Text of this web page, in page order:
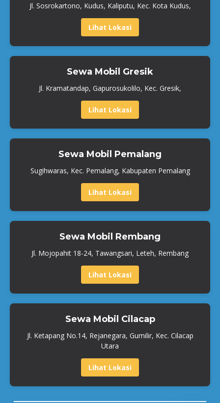
Jl. Sosrokartono, Kudus, Kaliputu, Kec. Kota Kudus,
Lihat Lokasi
Sewa Mobil Gresik
Jl. Kramatandap, Gapurosukolilo, Kec. Gresik,
Lihat Lokasi
Sewa Mobil Pemalang
Sugihwaras, Kec. Pemalang, Kabupaten Pemalang
Lihat Lokasi
Sewa Mobil Rembang
Jl. Mojopahit 18-24, Tawangsari, Leteh, Rembang
Lihat Lokasi
Sewa Mobil Cilacap
Jl. Ketapang No.14, Rejanegara, Gumilir, Kec. Cilacap
Utara
Lihat Lokasi